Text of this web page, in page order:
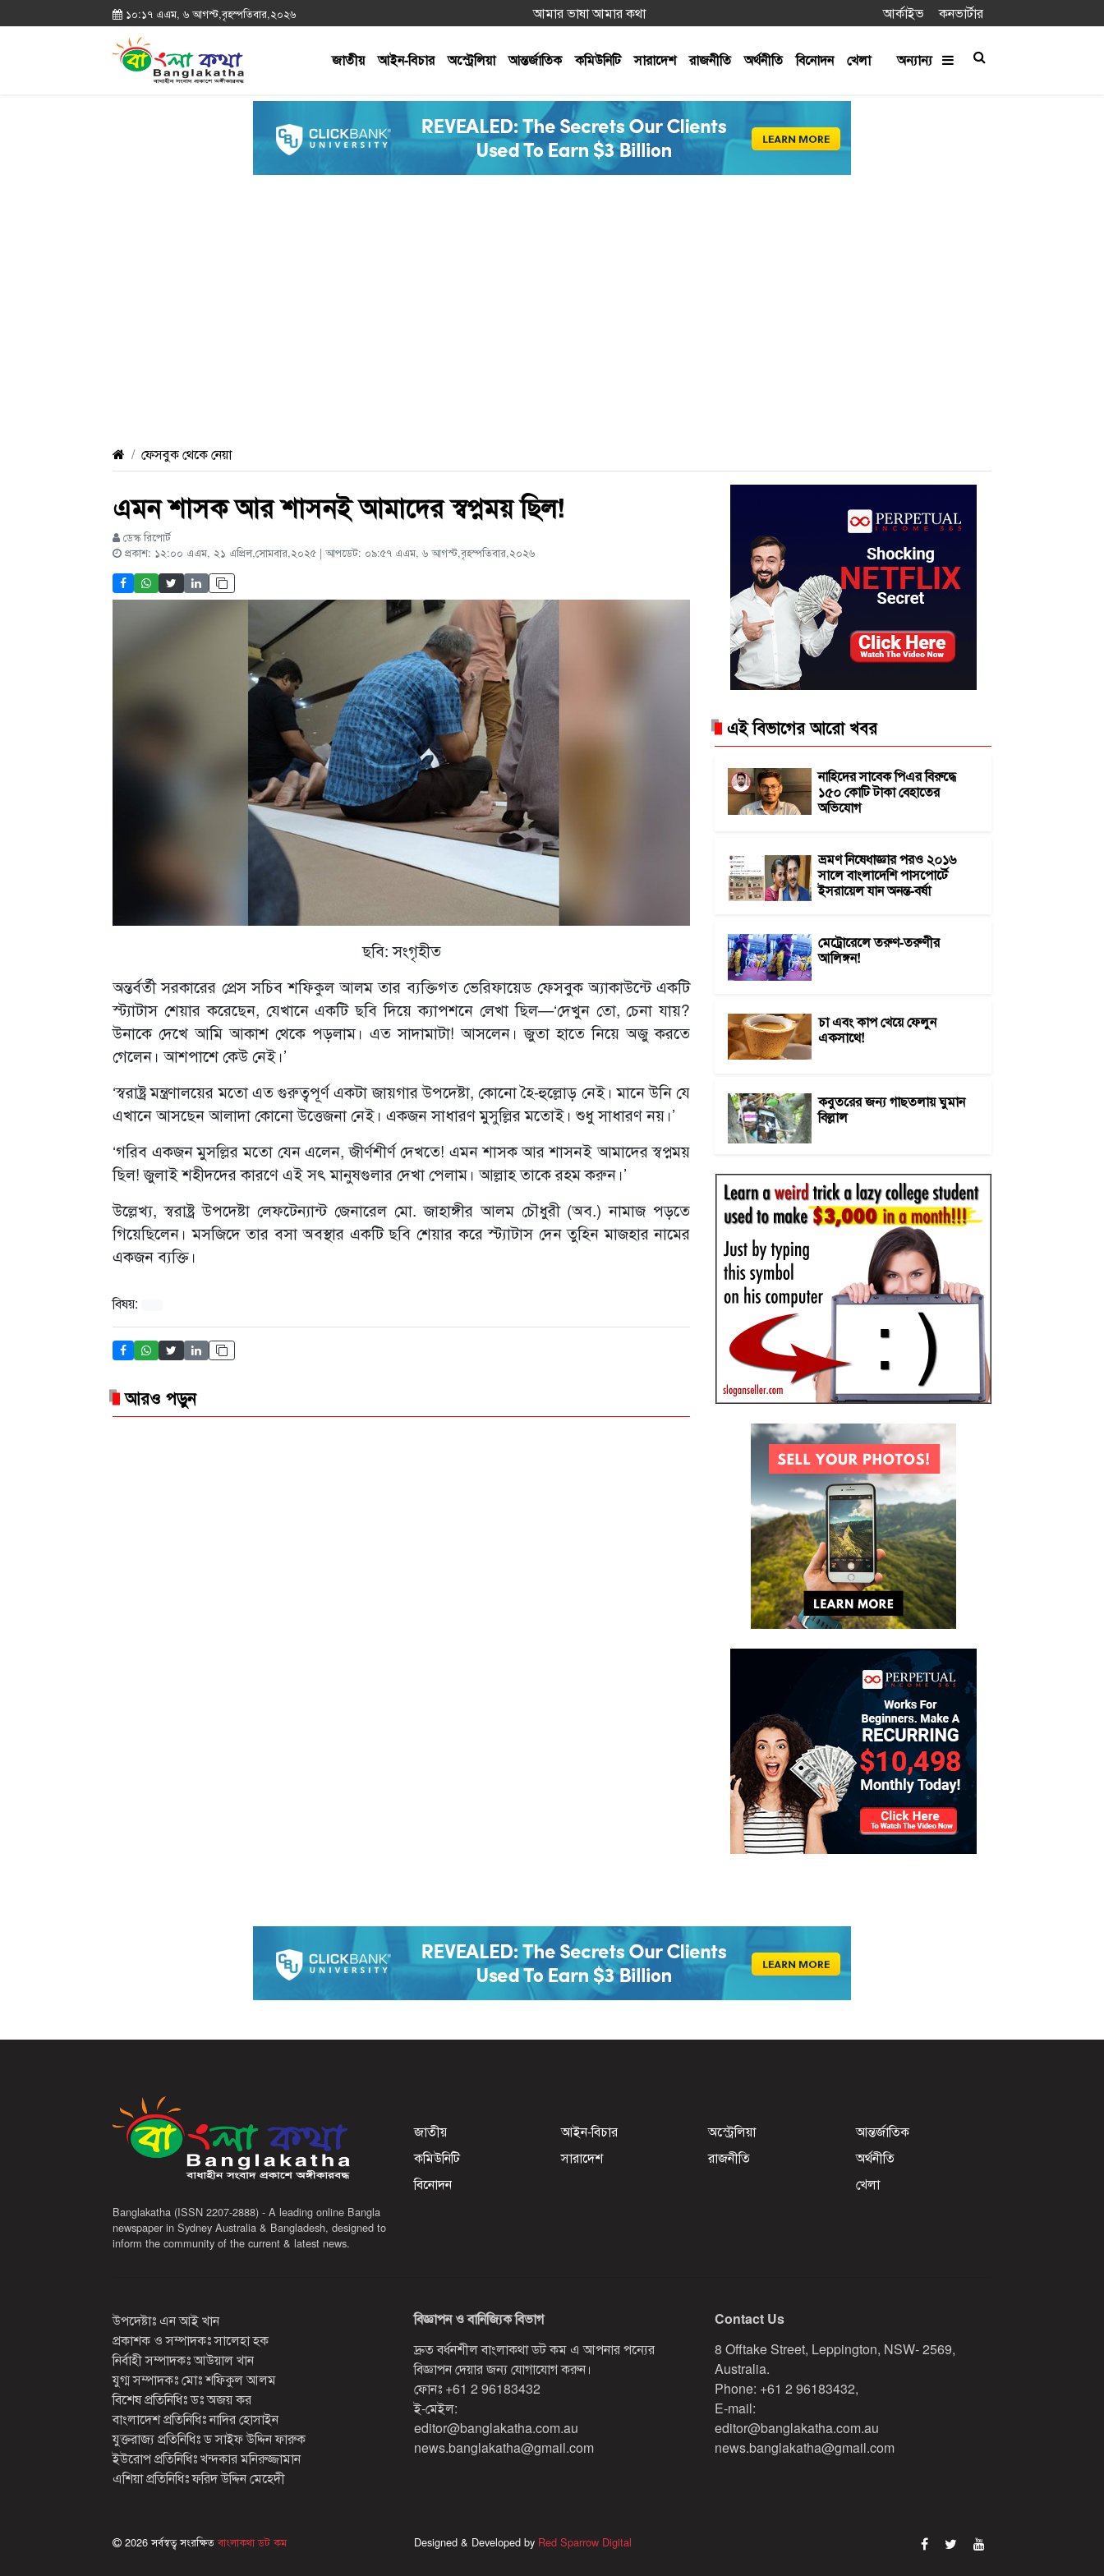
১০:১৭ এএম, ৬ আগস্ট,বৃহস্পতিবার,২০২৬ আমার ভাষা আমার কথা আর্কাইভ কনভার্টার
জাতীয় আইন-বিচার অস্ট্রেলিয়া আন্তর্জাতিক কমিউনিটি সারাদেশ রাজনীতি অর্থনীতি বিনোদন খেলা অন্যান্য
ফেসবুক থেকে নেয়া
এমন শাসক আর শাসনই আমাদের স্বপ্নময় ছিল!
ডেস্ক রিপোর্ট
প্রকাশ: ১২:০০ এএম, ২১ এপ্রিল,সোমবার,২০২৫ | আপডেট: ০৯:৫৭ এএম, ৬ আগস্ট,বৃহস্পতিবার,২০২৬
ছবি: সংগৃহীত
অন্তর্বর্তী সরকারের প্রেস সচিব শফিকুল আলম তার ব্যক্তিগত ভেরিফায়েড ফেসবুক অ্যাকাউন্টে একটি
স্ট্যাটাস শেয়ার করেছেন, যেখানে একটি ছবি দিয়ে ক্যাপশনে লেখা ছিল—‘দেখুন তো, চেনা যায়?
উনাকে দেখে আমি আকাশ থেকে পড়লাম। এত সাদামাটা! আসলেন। জুতা হাতে নিয়ে অজু করতে
গেলেন। আশপাশে কেউ নেই।’
‘স্বরাষ্ট্র মন্ত্রণালয়ের মতো এত গুরুত্বপূর্ণ একটা জায়গার উপদেষ্টা, কোনো হৈ-হুল্লোড় নেই। মানে উনি যে
এখানে আসছেন আলাদা কোনো উত্তেজনা নেই। একজন সাধারণ মুসুল্লির মতোই। শুধু সাধারণ নয়।’
‘গরিব একজন মুসল্লির মতো যেন এলেন, জীর্ণশীর্ণ দেখতে! এমন শাসক আর শাসনই আমাদের স্বপ্নময়
ছিল! জুলাই শহীদদের কারণে এই সৎ মানুষগুলার দেখা পেলাম। আল্লাহ তাকে রহম করুন।’
উল্লেখ্য, স্বরাষ্ট্র উপদেষ্টা লেফটেন্যান্ট জেনারেল মো. জাহাঙ্গীর আলম চৌধুরী (অব.) নামাজ পড়তে
গিয়েছিলেন। মসজিদে তার বসা অবস্থার একটি ছবি শেয়ার করে স্ট্যাটাস দেন তুহিন মাজহার নামের
একজন ব্যক্তি।
বিষয়:
আরও পড়ুন
এই বিভাগের আরো খবর
নাহিদের সাবেক পিএর বিরুদ্ধে
১৫০ কোটি টাকা বেহাতের
অভিযোগ
ভ্রমণ নিষেধাজ্ঞার পরও ২০১৬
সালে বাংলাদেশি পাসপোর্টে
ইসরায়েল যান অনন্ত-বর্ষা
মেট্রোরেলে তরুণ-তরুণীর
আলিঙ্গন!
চা এবং কাপ খেয়ে ফেলুন
একসাথে!
কবুতরের জন্য গাছতলায় ঘুমান
বিল্লাল
Banglakatha (ISSN 2207-2888) - A leading online Bangla
newspaper in Sydney Australia & Bangladesh, designed to
inform the community of the current & latest news.
জাতীয় আইন-বিচার অস্ট্রেলিয়া
আন্তর্জাতিক
কমিউনিটি
সারাদেশ রাজনীতি
অর্থনীতি
বিনোদন
খেলা
উপদেষ্টাঃ এন আই খান
প্রকাশক ও সম্পাদকঃ সালেহা হক
নির্বাহী সম্পাদকঃ আউয়াল খান
যুগ্ম সম্পাদকঃ মোঃ শফিকুল আলম
বিশেষ প্রতিনিধিঃ ডঃ অজয় কর
বাংলাদেশ প্রতিনিধিঃ নাদির হোসাইন
যুক্তরাজ্য প্রতিনিধিঃ ড সাইফ উদ্দিন ফারুক
ইউরোপ প্রতিনিধিঃ খন্দকার মনিরুজ্জামান
এশিয়া প্রতিনিধিঃ ফরিদ উদ্দিন মেহেদী
বিজ্ঞাপন ও বানিজ্যিক বিভাগ
দ্রুত বর্ধনশীল বাংলাকথা ডট কম এ আপনার পন্যের
বিজ্ঞাপন দেয়ার জন্য যোগাযোগ করুন।
ফোনঃ +61 2 96183432
ই-মেইল:
editor@banglakatha.com.au
news.banglakatha@gmail.com
Contact Us
8 Offtake Street, Leppington, NSW- 2569,
Australia.
Phone: +61 2 96183432,
E-mail:
editor@banglakatha.com.au
news.banglakatha@gmail.com
2026 সর্বস্বত্ব সংরক্ষিতবাংলাকথা ডট কম Designed & Developed by Red Sparrow Digital